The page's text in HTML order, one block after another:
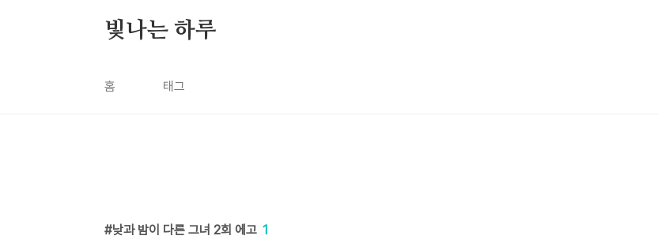
빛나는 하루
홈 태그
낮과 밤이 다른 그녀 2회 에고 1